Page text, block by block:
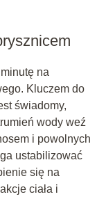
na
Kluczem do
świadomy,
wody weź
i powolnych
ustabilizować
się na
ciała i